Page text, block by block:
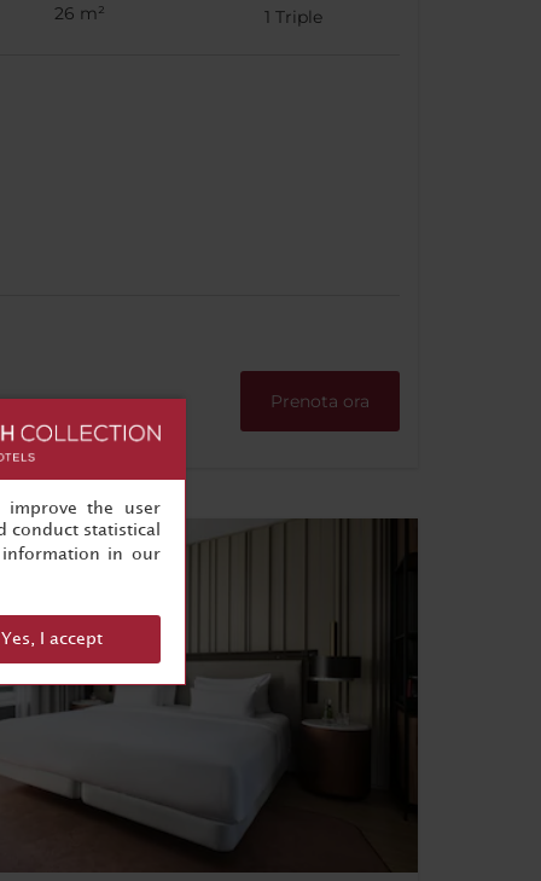
26 m² 1 Triple
Prenota ora
the user
conduct statistical
in our
Yes, I accept